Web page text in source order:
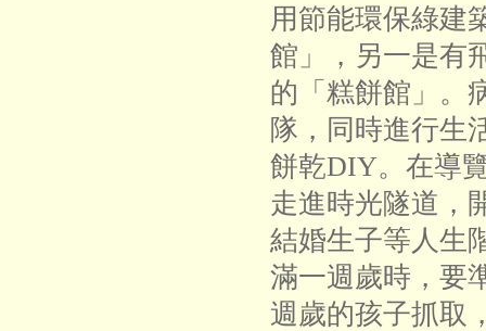
用節能環保綠建
館」，另一是有
的「糕餅館」。
隊，同時進行生
餅乾DIY。在導
走進時光隧道，
結婚生子等人生
滿一週歲時，要
週歲的孩子抓取